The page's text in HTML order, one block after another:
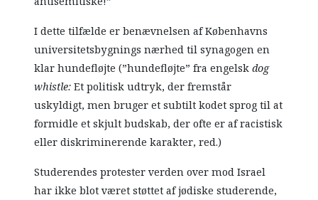
I dette tilfælde er benævnelsen af Københavns
universitetsbygnings nærhed til synagogen en
klar hundefløjte (”hundefløjte” fra engelskdog
whistle:Et politisk udtryk, der fremstår
uskyldigt, men bruger et subtilt kodet sprog til at
formidle et skjult budskab, der ofte er af racistisk
eller diskriminerende karakter, red.)
Studerendes protester verden over mod Israel
har ikke blot været støttet af jødiske studerende,